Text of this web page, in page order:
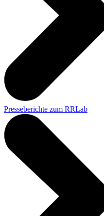
Presseberichte zum RRLab